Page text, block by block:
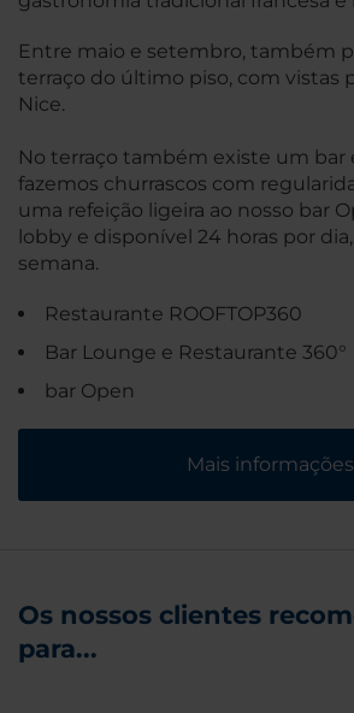
Entre maio e setembro, também
terraço do último piso, com vistas
Nice.
No terraço também existe um bar
fazemos churrascos com
uma refeição ligeira ao nosso bar
lobby e disponível 24 horas por
semana.
Restaurante ROOFTOP360
Bar Lounge e Restaurante 360°
bar Open
Mais informações
Os nossos clientes
para...